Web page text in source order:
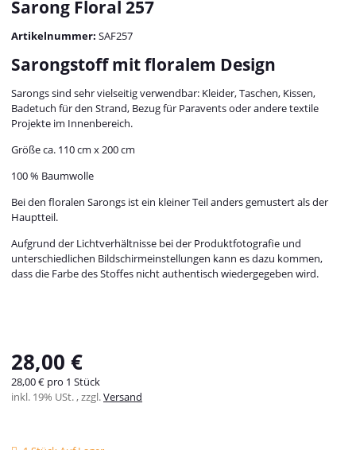
Sarong Floral 257
Artikelnummer: SAF257
Sarongstoff mit floralem Design
Sarongs sind sehr vielseitig verwendbar: Kleider, Taschen, Kissen,
Badetuch für den Strand, Bezug für Paravents oder andere textile
Projekte im Innenbereich.
Größe ca. 110 cm x 200 cm
100 % Baumwolle
Bei den floralen Sarongs ist ein kleiner Teil anders gemustert als der
Hauptteil.
Aufgrund der Lichtverhältnisse bei der Produktfotografie und
unterschiedlichen Bildschirmeinstellungen kann es dazu kommen,
dass die Farbe des Stoffes nicht authentisch wiedergegeben wird.
28,00 €
28,00 € pro 1 Stück
inkl. 19% USt. , zzgl.Versand